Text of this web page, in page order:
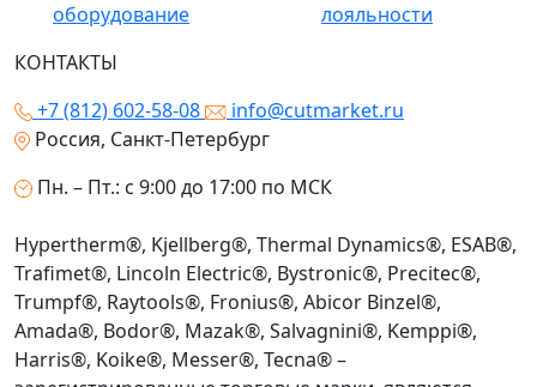
оборудование
лояльности
КОНТАКТЫ
+7 (812) 602-58-08
info@cutmarket.ru
Россия, Санкт-Петербург
Пн. – Пт.: с 9:00 до 17:00 по МСК
Hypertherm®, Kjellberg®, Thermal Dynamics®, ESAB®,
Trafimet®, Lincoln Electric®, Bystronic®, Precitec®,
Trumpf®, Raytools®, Fronius®, Abicor Binzel®,
Amada®, Bodor®, Mazak®, Salvagnini®, Kemppi®,
Harris®, Koike®, Messer®, Tecna® –